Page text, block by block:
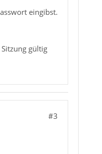
eingibst.
gültig
#3